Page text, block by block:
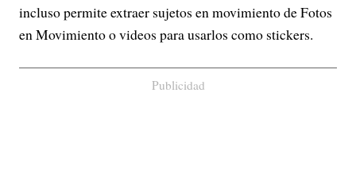
incluso permite extraer sujetos en movimiento de Fotos
en Movimiento o videos para usarlos como stickers.
Publicidad